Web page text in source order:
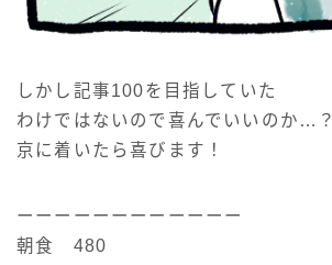
しかし記事100を目指していた
わけではないので喜んでいいのか…？
京に着いたら喜びます！
ーーーーーーーーーーーー
朝食 480